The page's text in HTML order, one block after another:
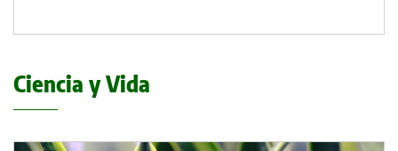
Ciencia y Vida